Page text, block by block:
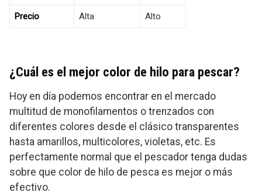
Precio Alta Alto
¿Cuál es el mejor color de hilo para pescar?
Hoy en día podemos encontrar en el mercado
multitud de monofilamentos o trenzados con
diferentes colores desde el clásico transparentes
hasta amarillos, multicolores, violetas, etc. Es
perfectamente normal que el pescador tenga dudas
sobre que color de hilo de pesca es mejor o más
efectivo.